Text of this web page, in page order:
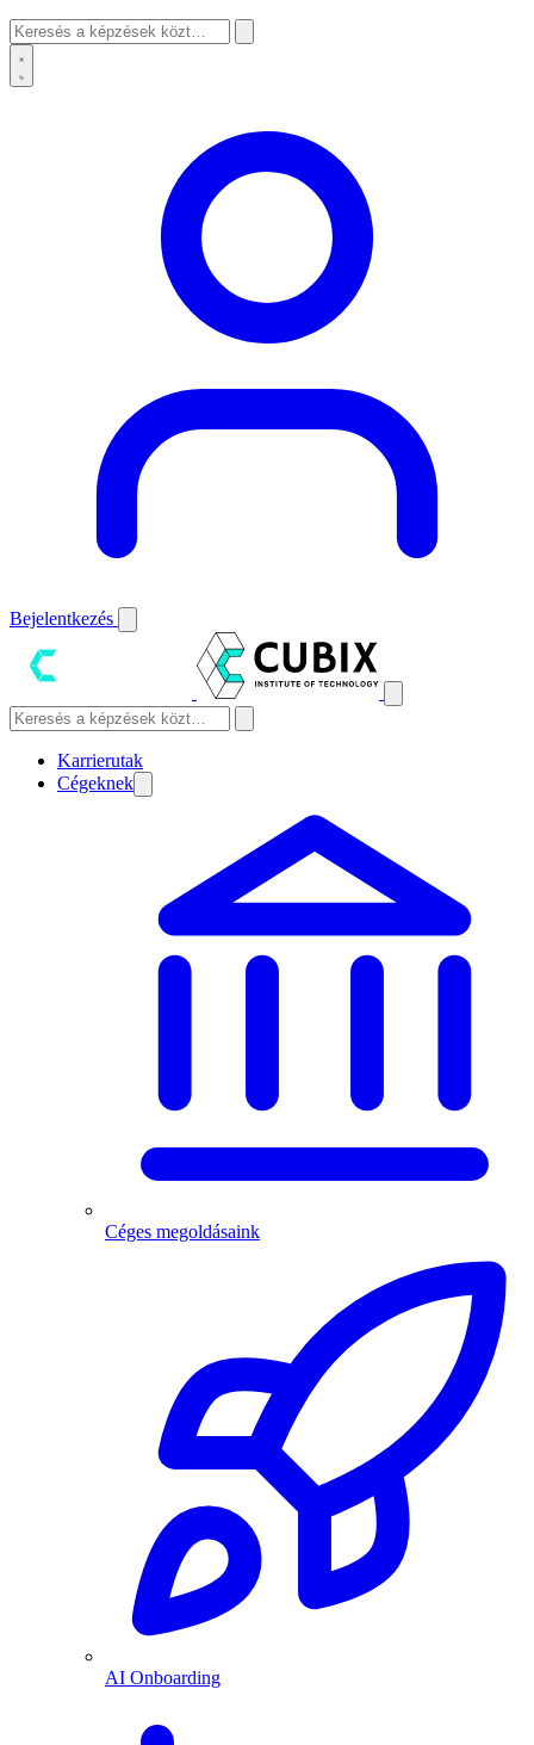
Bejelentkezés
Karrierutak
Cégeknek
Céges megoldásaink
AI Onboarding